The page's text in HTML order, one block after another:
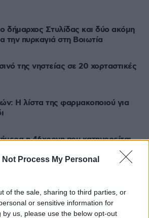
Not Process My Personal
of the sale, sharing to third parties, or
or sensitive information for
by us, please use the below opt-out
δήμαρχος Στυλίδας και δύο ακόμη
την πυρκαγιά στη Βοιωτία
της νηστείας σε 20 χορταστικές
Η λίστα της φαρμακοποιού για
η 46χρονη που κατηγορείται
Βελγίδα: «Είμαι ρατσιστής και
έγραψε ο δράστης